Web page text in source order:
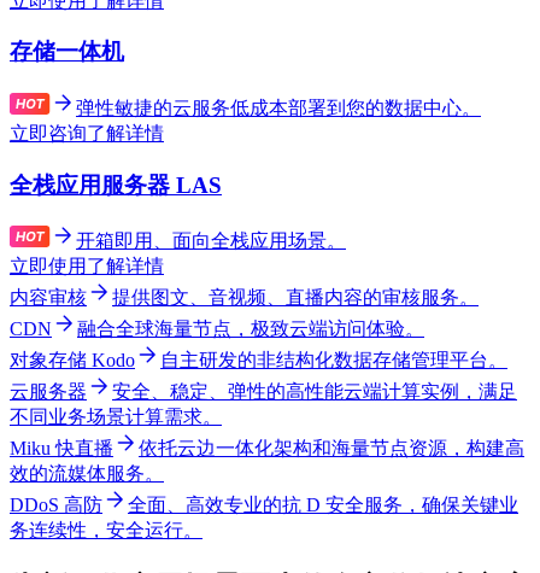
存储一体机
弹性敏捷的云服务低成本部署到您的数据中心。
立即咨询了解详情
全栈应用服务器 LAS
开箱即用、面向全栈应用场景。
立即使用 了解详情
内容审核
提供图文、音视频、直播内容的审核服务。
CDN
融合全球海量节点，极致云端访问体验。
对象存储 Kodo
自主研发的非结构化数据存储管理平台。
云服务器
安全、稳定、弹性的高性能云端计算实例，满足
不同业务场景计算需求。
Miku 快直播
依托云边一体化架构和海量节点资源，构建高
效的流媒体服务。
DDoS 高防
全面、高效专业的抗 D 安全服务，确保关键业
务连续性，安全运行。